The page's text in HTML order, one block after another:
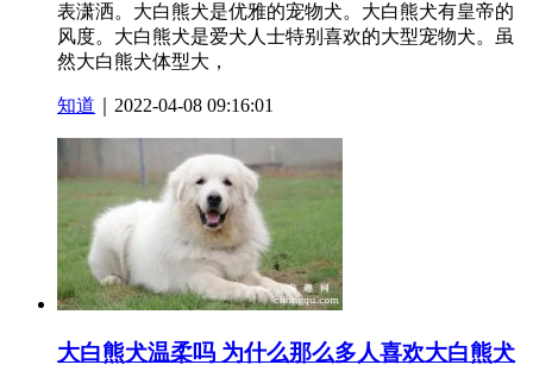
表潇洒。大白熊犬是优雅的宠物犬。大白熊犬有皇帝的
风度。大白熊犬是爱犬人士特别喜欢的大型宠物犬。虽
然大白熊犬体型大，
知道 ｜2022-04-08 09:16:01
大白熊犬温柔吗 为什么那么多人喜欢大白熊犬